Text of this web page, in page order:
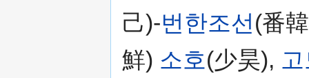
己)-번한조선(番
鮮) 소호(少昊),